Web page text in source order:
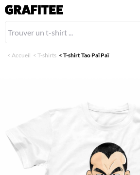
< Accueil < T-shirts < T-shirt Tao Paï Paï